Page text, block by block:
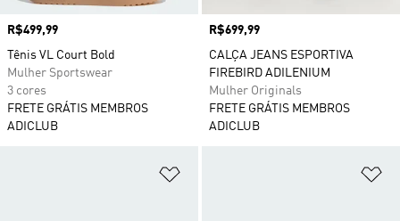
Preço
R$499,99
Tênis VL Court Bold
Mulher Sportswear
3 cores
FRETE GRÁTIS MEMBROS
ADICLUB
Preço
R$699,99
CALÇA JEANS ESPORTIVA
FIREBIRD ADILENIUM
Mulher Originals
FRETE GRÁTIS MEMBROS
ADICLUB